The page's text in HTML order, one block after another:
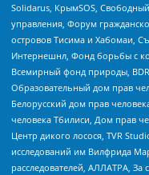
Solidarus, КрымSOS, Свободный
управления, Форум
островов Тисима и Хабомаи,
Интернешнл, Фонд борьбы с
Всемирный фонд природы, BDR
Образовательный дом прав
Белорусский дом прав
человека Тбилиси, Дом прав
Центр дикого лосося, TVR
исследований им Вилфрида
расследователей, АЛЛАТРА,